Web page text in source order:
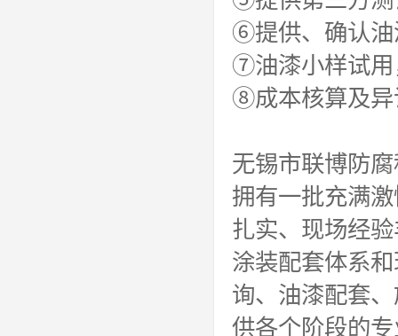
⑥提供、确认油
⑦油漆小样试用
⑧成本核算及异
无锡市联博防
拥有一批充满
扎实、现场经
涂装配套体系
询、油漆配套
供各个阶段的